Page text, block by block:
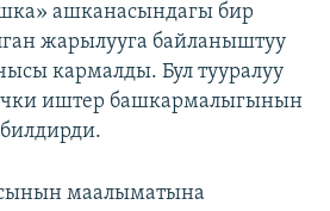
ашканасындагы бир
жарылууга байланыштуу
кармалды. Бул тууралуу
иштер башкармалыгынын
маалыматына